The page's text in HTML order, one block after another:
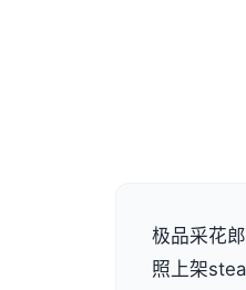
极品采花
照上架